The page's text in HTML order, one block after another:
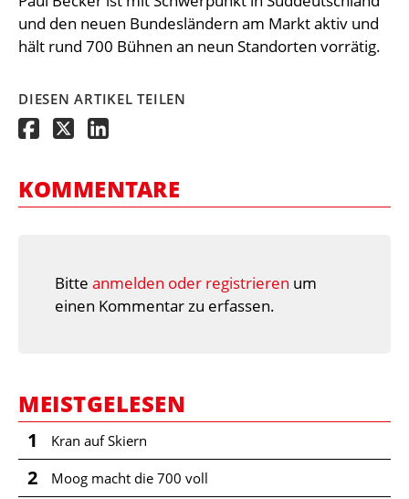
und den neuen Bundesländern am Markt aktiv und
hält rund 700 Bühnen an neun Standorten vorrätig.
DIESEN ARTIKEL TEILEN
KOMMENTARE
Bitte anmelden oder registrieren um
einen Kommentar zu erfassen.
MEISTGELESEN
1 Kran auf Skiern
2 Moog macht die 700 voll